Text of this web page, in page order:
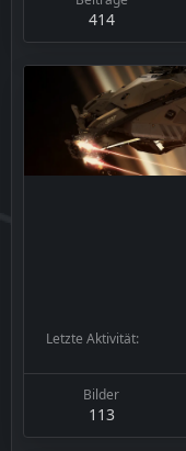
414
Letzte Aktivität
Bilder
113